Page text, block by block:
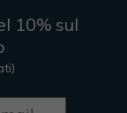
10% sul